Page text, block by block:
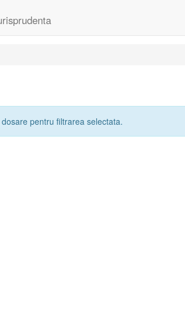
pentru filtrarea selectata.